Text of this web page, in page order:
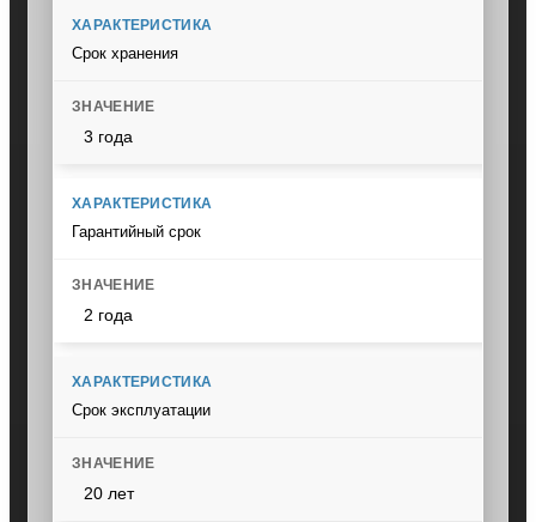
Срок хранения
3 года
Гарантийный срок
2 года
Срок эксплуатации
20 лет